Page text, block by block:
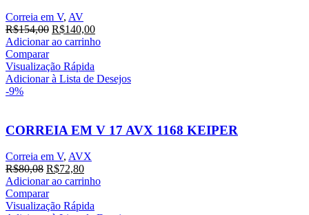
Correia em V, AV
R$154,00 O
preço
era:
R$154,00.
R$140,00O
preço
R$140,00.
Adicionar ao carrinho
Comparar
Visualização Rápida
Adicionar à Lista de Desejos
-9%
CORREIA EM V 17 AVX 1168 KEIPER
Correia em V, AVX
R$80,08 O
preço
original
era:
R$72,80O
preço
é:
Adicionar ao carrinho
Comparar
Visualização Rápida